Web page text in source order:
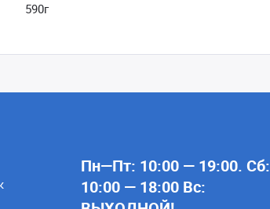
590г
Пн—Пт: 10:00 — 19:00. Сб:
10:00 — 18:00 Вс: